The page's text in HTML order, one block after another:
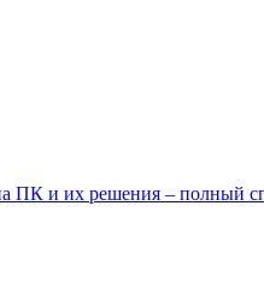
ПК и их решения – полный